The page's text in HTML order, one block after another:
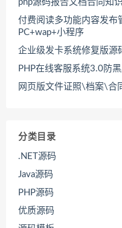
php源码报告文档合同知
付费阅读多功能内容发布
PC+wap+小程序
企业级发卡系统修复版源
PHP在线客服系统3.0防
网页版文件证照\档案\合
分类目录
.NET源码
Java源码
PHP源码
优质源码